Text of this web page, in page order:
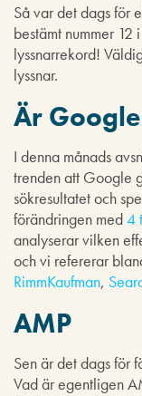
Så var det dags för
bestämt nummer 12
lyssnarrekord!
lyssnar.
Är
I denna månads
trenden att Google
sökresultatet och
förändringen med4
analyserar vilken
och vi refererar
RimmKaufman,
AMP
Sen är det dags för
Vad är egentligen